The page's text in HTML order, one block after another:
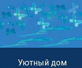
Уютный дом